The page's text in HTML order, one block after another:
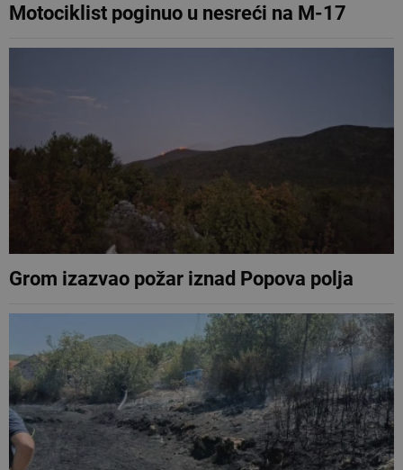
Motociklist poginuo u nesreći na M-17
Grom izazvao požar iznad Popova polja